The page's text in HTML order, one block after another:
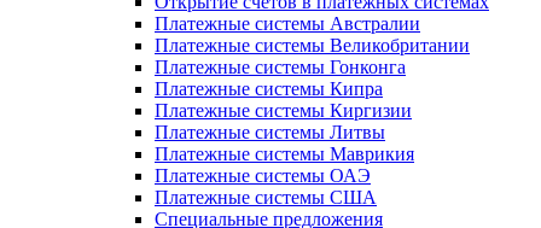
Платежные системы Австралии
Платежные системы Великобритании
Платежные системы Гонконга
Платежные системы Кипра
Платежные системы Киргизии
Платежные системы Литвы
Платежные системы Маврикия
Платежные системы ОАЭ
Платежные системы США
Специальные предложения